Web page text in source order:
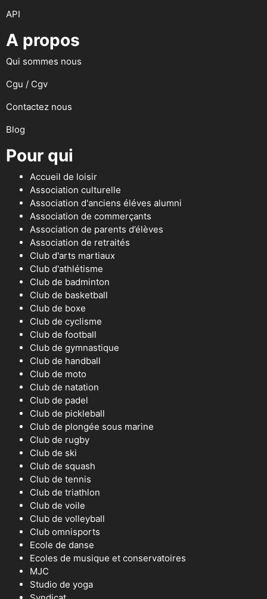
API
A propos
Qui sommes nous
Cgu / Cgv
Contactez nous
Blog
Pour qui
Accueil de loisir
Association culturelle
Association d'anciens éléves alumni
Association de commerçants
Association de parents d’élèves
Association de retraités
Club d'arts martiaux
Club d'athlétisme
Club de badminton
Club de basketball
Club de boxe
Club de cyclisme
Club de football
Club de gymnastique
Club de handball
Club de moto
Club de natation
Club de padel
Club de pickleball
Club de plongée sous marine
Club de rugby
Club de ski
Club de squash
Club de tennis
Club de triathlon
Club de voile
Club de volleyball
Club omnisports
Ecole de danse
Ecoles de musique et conservatoires
MJC
Studio de yoga